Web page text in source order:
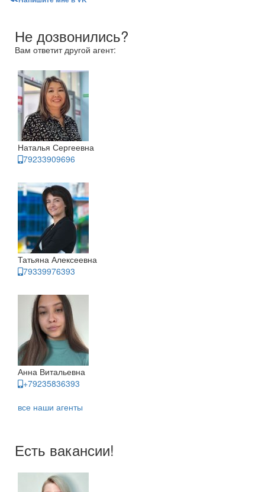
Не дозвонились?
Вам ответит другой агент:
Наталья Сергеевна
79233909696
Татьяна Алексеевна
79339976393
Анна Витальевна
+79235836393
все наши агенты
Есть вакансии!